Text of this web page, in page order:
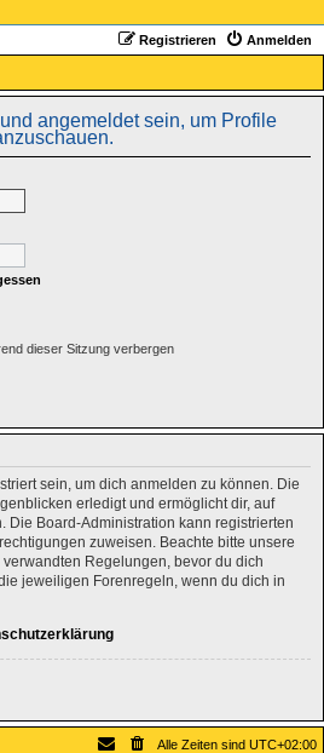
Anmelden
Registrieren
angemeldet sein, um Profile
dieser Sitzung verbergen
sein, um dich anmelden zu können. Die
erledigt und ermöglicht dir, auf
Die Board-Administration kann registrierten
zuweisen. Beachte bitte unsere
Regelungen, bevor du dich
jeweiligen Forenregeln, wenn du dich in
Alle Zeiten sind UTC+02:00